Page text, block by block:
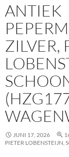
ANTIEK
ZILVER,
JUNI 17, 2026
PIETER LOBENSTEIJN,